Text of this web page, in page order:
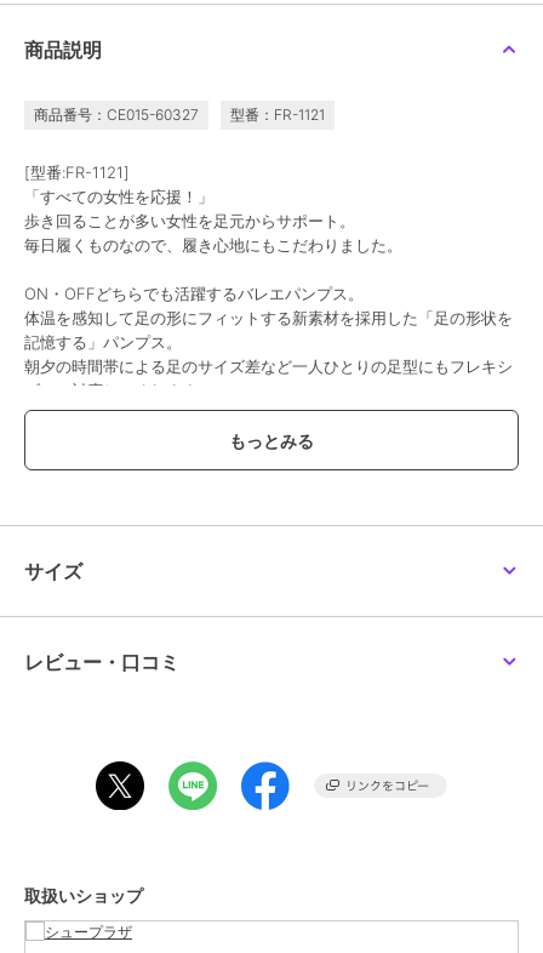
商品説明
商品番号：CE015-60327 型番：FR-1121
[型番:FR-1121]
「すべての女性を応援！」
歩き回ることが多い女性を足元からサポート。
毎日履くものなので、履き心地にもこだわりました。
ON・OFFどちらでも活躍するバレエパンプス。
体温を感知して足の形にフィットする新素材を採用した「足の形状を
記憶する」パンプス。
朝夕の時間帯による足のサイズ差など一人ひとりの足型にもフレキシ
ブルに対応してくれます。
履き口に伸縮性のある素材を使用し、甲をやさしく包み込みます。
さらに、足の動きに合わせてしっかり伸縮するストレッチアッパー素
カパカ＆靴擦れを防止。
ストッキング着用時でも快適な履き心地です。
※完全防水ではありません。
ら、あなたにぴったりの1足が選べる。ブーツなどのシリーズも展
ブランド フワラク
サイズ
レビュー・口コミ
取扱いショップ